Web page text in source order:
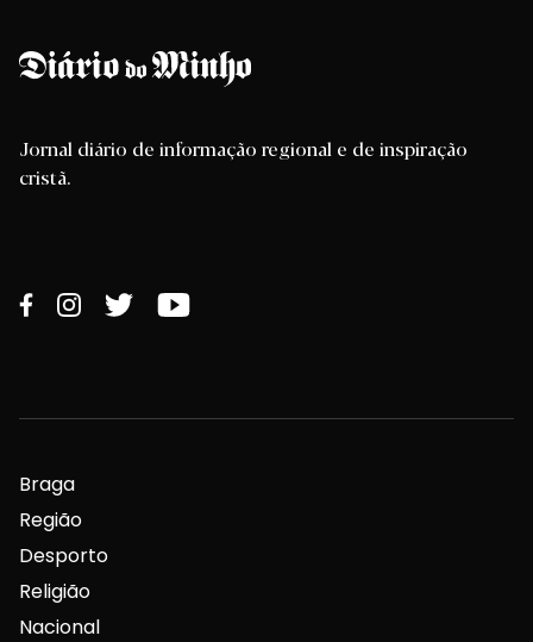
Jornal diário de informação regional e de inspiração
cristã.
Braga
Região
Desporto
Religião
Nacional